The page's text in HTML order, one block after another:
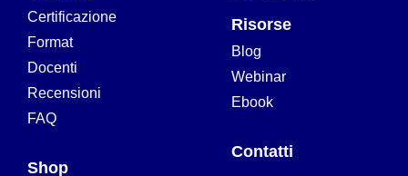
Certificazione
Format
Docenti
Recensioni
FAQ
Shop
Risorse
Blog
Webinar
Ebook
Contatti